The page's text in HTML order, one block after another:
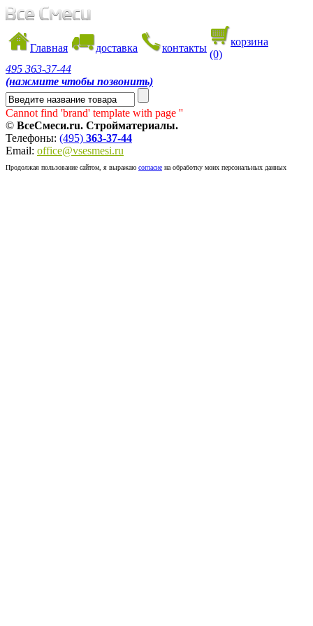
Главная доставка контакты
корзина
(0)
495 363-37-44
(нажмите чтобы позвонить)
Cannot find 'brand' template with page ''
© ВсеСмеси.ru. Стройматериалы.
Телефоны: (495) 363-37-44
Email: office@vsesmesi.ru
Продолжая пользование сайтом, я выражаю согласие на обработку моих персональных данных